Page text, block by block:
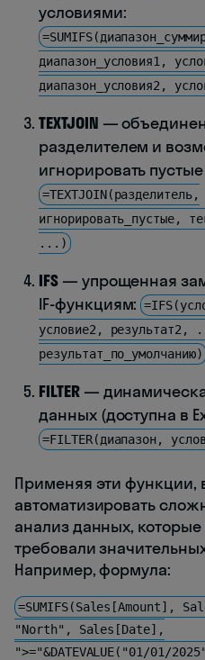
условиями:
диапазон_условия1,
диапазон_условия2,
TEXTJOIN —
разделителем и
игнорировать
=TEXTJOIN(разделитель,
игнорировать_пустые,
...)
IFS— упрощенная
IF-функциям:
условие2, результат2,
результат_по_умолчанию)
FILTER—
данных (доступна в
=FILTER(диапазон,
Применяя эти функции,
автоматизировать
анализ данных,
требовали
Например, формула:
=SUMIFS(Sales[Amount],
"North", Sales[Date],
">="&DATEVALUE("01/01/